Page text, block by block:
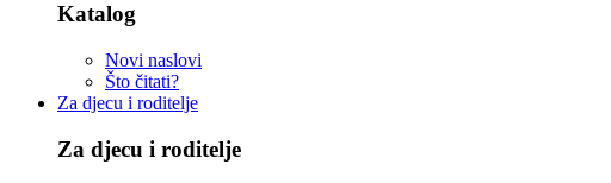
Katalog
Novi naslovi
Što čitati?
Za djecu i roditelje
Za djecu i roditelje